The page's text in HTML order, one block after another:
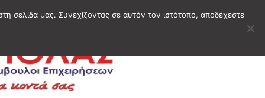
σελίδα μας. Συνεχίζοντας σε αυτόν τον ιστότοπο, αποδέχεστε